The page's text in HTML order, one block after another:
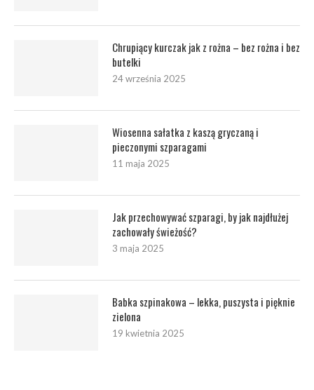
Chrupiący kurczak jak z rożna – bez rożna i bez
butelki
24 września 2025
Wiosenna sałatka z kaszą gryczaną i
pieczonymi szparagami
11 maja 2025
Jak przechowywać szparagi, by jak najdłużej
zachowały świeżość?
3 maja 2025
Babka szpinakowa – lekka, puszysta i pięknie
zielona
19 kwietnia 2025